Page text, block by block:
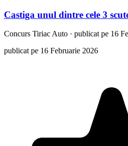
Castiga unul dintre cele 3
Concurs Tiriac Auto · publicat pe 16
publicat pe 16 Februarie 2026